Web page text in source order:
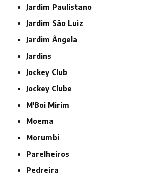
Jardim Paulistano
Jardim São Luiz
Jardim Ângela
Jardins
Jockey Club
Jockey Clube
M'Boi Mirim
Moema
Morumbi
Parelheiros
Pedreira